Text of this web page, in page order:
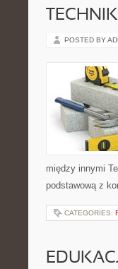
POSTED BY
między innymi
podstawową z
CATEGORIES: